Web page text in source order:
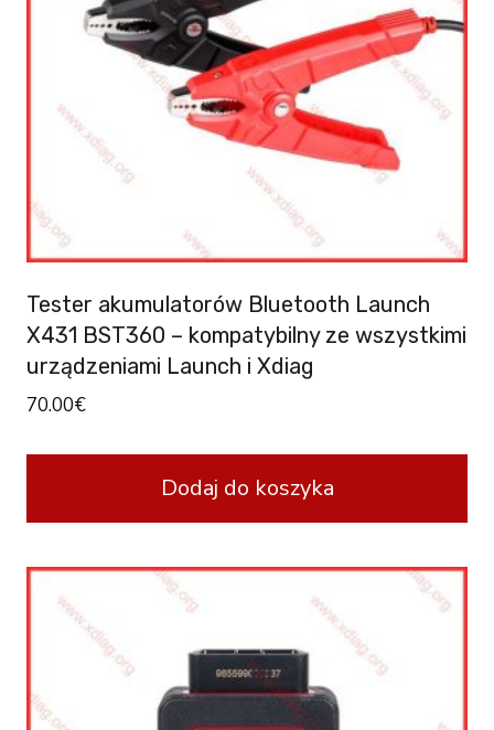
Tester akumulatorów Bluetooth Launch
X431 BST360 – kompatybilny ze wszystkimi
urządzeniami Launch i Xdiag
70.00€
Dodaj do koszyka